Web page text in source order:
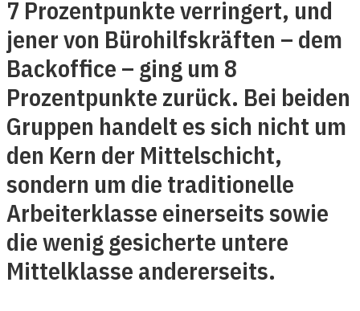
7 Prozentpunkte verringert, und
jener von Bürohilfskräften – dem
Backoffice – ging um 8
Prozentpunkte zurück. Bei beiden
Gruppen handelt es sich nicht um
den Kern der Mittelschicht,
sondern um die traditionelle
Arbeiterklasse einerseits sowie
die wenig gesicherte untere
Mittelklasse andererseits.